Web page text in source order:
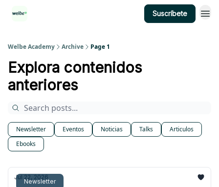
Suscríbete
Welbe Academy Archive Page 1
Explora contenidos
anteriores
Newsletter Eventos Noticias Talks
Articulos
Ebooks
Newsletter
Jul 22, 2026